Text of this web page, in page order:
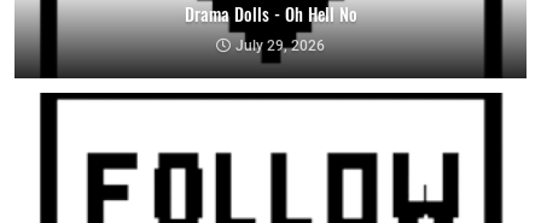
Drama Dolls - Oh Hell No
July 29, 2026